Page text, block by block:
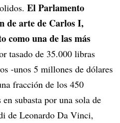
El Parlamento
de arte de Carlos I,
como una de las más
tasado de 35.000 libras
-unos 5 millones de dólares
fracción de los 450
subasta por una sola de
de Leonardo Da Vinci,